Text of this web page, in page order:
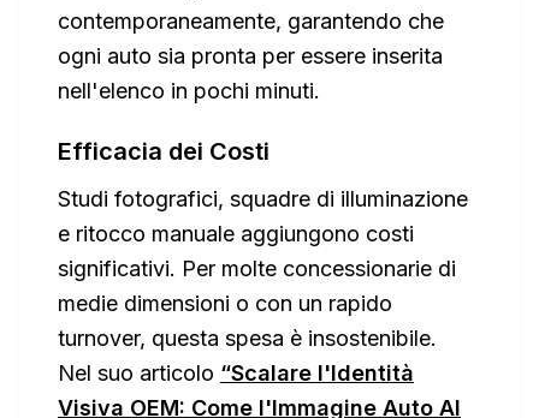
contemporaneamente, garantendo che
ogni auto sia pronta per essere inserita
nell'elenco in pochi minuti.
Efficacia dei Costi
Studi fotografici, squadre di illuminazione
e ritocco manuale aggiungono costi
significativi. Per molte concessionarie di
medie dimensioni o con un rapido
turnover, questa spesa è insostenibile.
Nel suo articolo “Scalare l'Identità
Visiva OEM: Come l'Immagine Auto AI